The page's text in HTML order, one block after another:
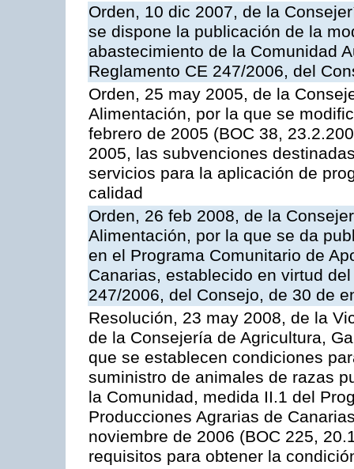
Orden, 10 dic 2007, de la
se dispone la publicación de la
abastecimiento de la Comunidad
Reglamento CE 247/2006, del
Orden, 25 may 2005, de la
Alimentación, por la que se
febrero de 2005 (BOC 38,
2005, las subvenciones
servicios para la aplicación de
calidad
Orden, 26 feb 2008, de la
Alimentación, por la que se da
en el Programa Comunitario de
Canarias, establecido en virtud
247/2006, del Consejo, de 30 de
Resolución, 23 may 2008, de la
de la Consejería de Agricultura,
que se establecen condiciones
suministro de animales de razas
la Comunidad, medida II.1 del
Producciones Agrarias de
noviembre de 2006 (BOC 225,
requisitos para obtener la